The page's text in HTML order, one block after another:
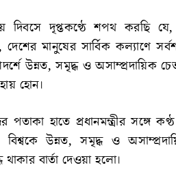
দৃপ্তকণ্ঠে শপথ করছি যে,
মানুষের সার্বিক কল্যাণে
উন্নত, সমৃদ্ধ ও অসাম্প্রদায়িক
হোন।
পতাকা হাতে প্রধানমন্ত্রীর সঙ্গে
উন্নত, সমৃদ্ধ ও
থাকার বার্তা দেওয়া হলো।